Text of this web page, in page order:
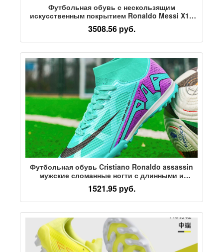
Футбольная обувь с нескользящим
искусственным покрытием Ronaldo Messi X19
Falcon для мужчин и женщин, длинные ногти,
сломанные ногти tf, студенческие детские
кроссовки
3508.56 руб.
Футбольная обувь Cristiano Ronaldo assassin
мужские сломанные ногти с длинными и
короткими ногтями для девочек, детей,
студентов, обувь для тренировок по футболу с
высоким берцем
1521.95 руб.